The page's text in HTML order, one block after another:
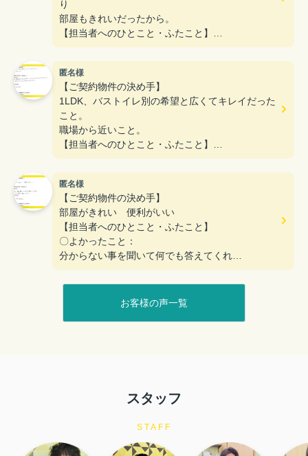
り
部屋もきれいだったから。
【担当者へのひとこと・ふたこと】
〇よかったこと：
何も分からない私達に一から丁寧に説明をしていた
だき、ありがとうございます。
〇悪かったこと：
特にないです。
匿名様
【ご契約物件の決め手】
1LDK、バストイレ別の希望と広くてキレイだった
こと。
職場から近いこと。
【担当者へのひとこと・ふたこと】
〇よかったこと：
最初に希望条件を申し出た時に、たくさんリストア
ップしてくださったこと。
急に条件を言っても すぐに対応してくださったこ
と。
〇悪かったこと：
特にないです。
匿名様
【ご契約物件の決め手】
部屋がきれい 便利がいい
【担当者へのひとこと・ふたこと】
〇よかったこと：
分からない事を聞いて何でも答えてくれた
対応が丁寧で嬉しかった
〇悪かったこと：
特にありませんお客様の声一覧
スタッフ
STAFF